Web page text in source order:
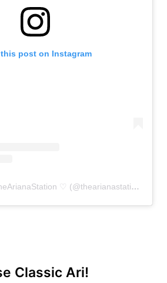
post on Instagram
A post shared by TheArianaStation ♡ (@thearianastation)
Classic Ari!